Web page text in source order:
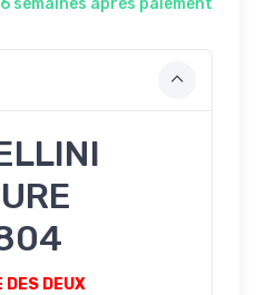
semaines après paiement
DES DEUX